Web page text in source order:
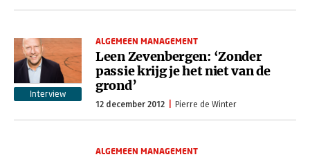
Interview
ALGEMEEN MANAGEMENT
Leen Zevenbergen: ‘Zonder
passie krijg je het niet van de
grond’
12 december 2012 Pierre de Winter
ALGEMEEN MANAGEMENT